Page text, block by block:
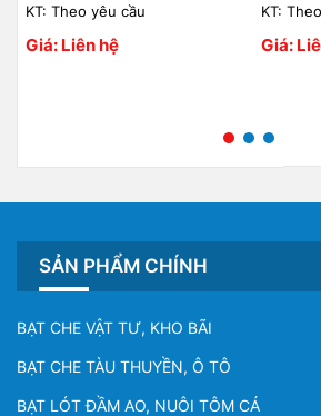
KT: Theo yêu cầu
Giá: Liên hệ
KT:
Giá:
SẢN PHẨM CHÍNH
BẠT CHE VẬT TƯ, KHO BÃI
BẠT CHE TÀU THUYỀN, Ô TÔ
BẠT LÓT ĐẦM AO, NUÔI TÔM CÁ